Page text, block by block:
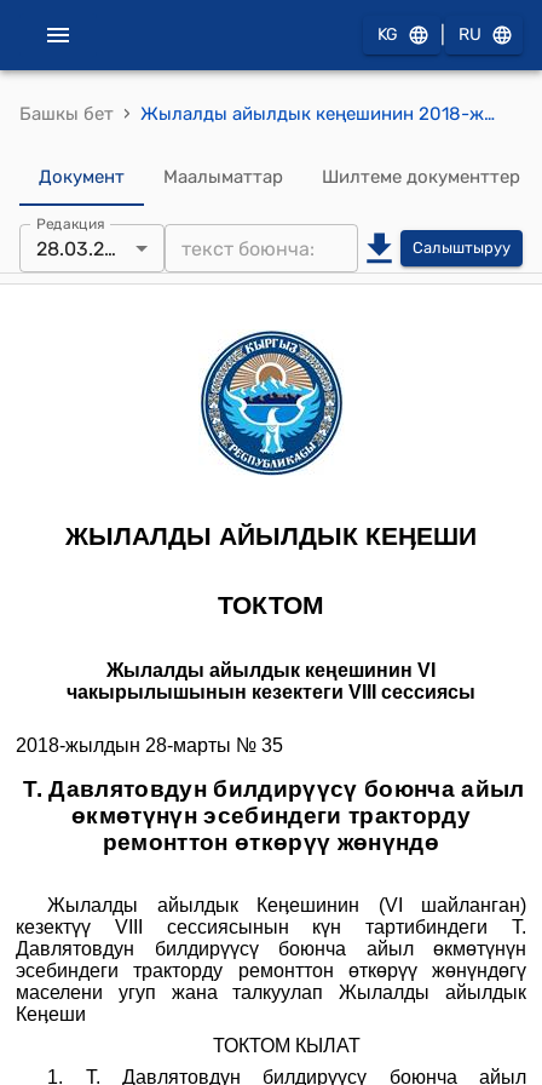
KG RU
Башкы бет › Жылалды айылдык кеңешинин 2018-жылдын 28-мартындагы № 35 "Т. Давлятовдун билдирүүсү боюнча айыл өкмөтүнүн эсебиндеги тракторду ремонттон өткөрүү жөнүндө" токтому
Документ Маалыматтар Шилтеме документтер
Редакция
28.03.2018 Салыштыруу